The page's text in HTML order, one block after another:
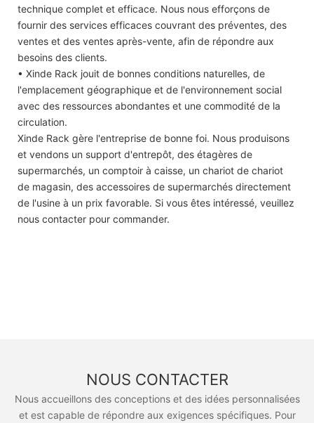
technique complet et efficace. Nous nous efforçons de
fournir des services efficaces couvrant des préventes, des
ventes et des ventes après-vente, afin de répondre aux
besoins des clients.
• Xinde Rack jouit de bonnes conditions naturelles, de
l'emplacement géographique et de l'environnement social
avec des ressources abondantes et une commodité de la
circulation.
Xinde Rack gère l'entreprise de bonne foi. Nous produisons
et vendons un support d'entrepôt, des étagères de
supermarchés, un comptoir à caisse, un chariot de chariot
de magasin, des accessoires de supermarchés directement
de l'usine à un prix favorable. Si vous êtes intéressé, veuillez
nous contacter pour commander.
NOUS CONTACTER
Nous accueillons des conceptions et des idées personnalisées
et est capable de répondre aux exigences spécifiques. Pour